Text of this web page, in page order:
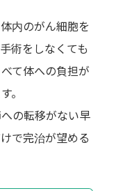
内のがん細胞を
術をしなくても
て体への負担が
。
の転移がない早
で完治が望める